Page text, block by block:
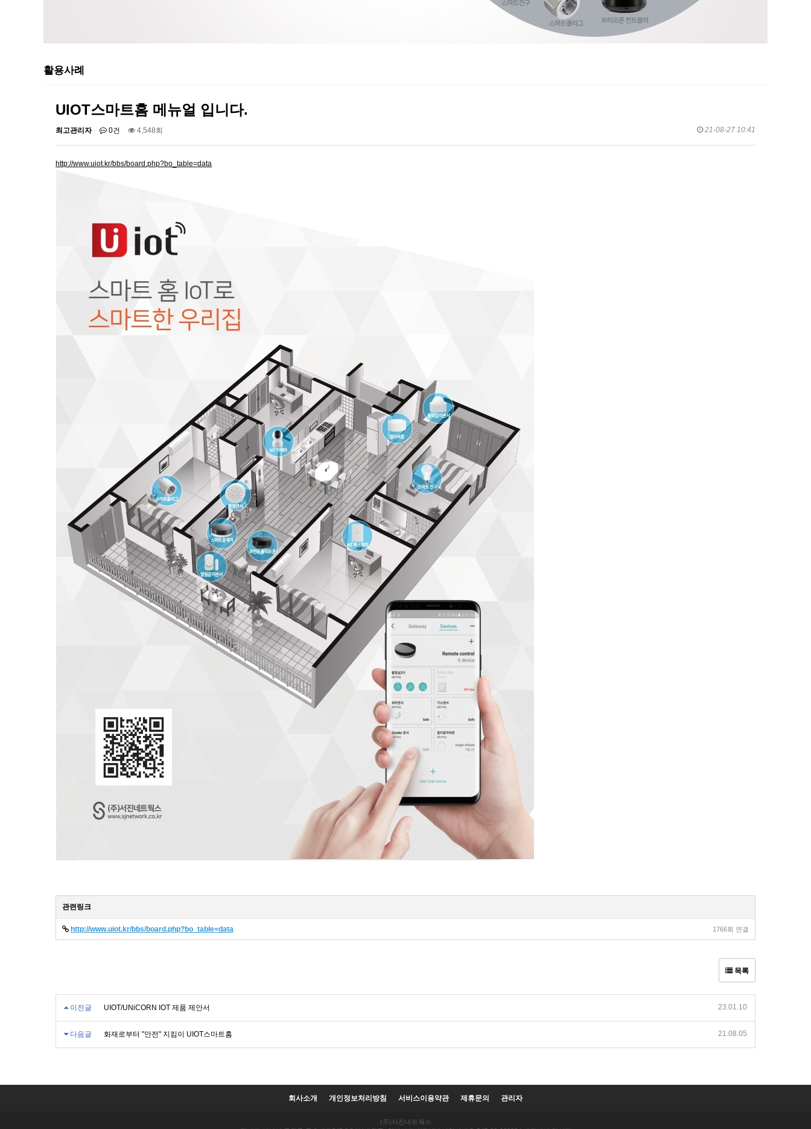
활용사례
UIOT스마트홈 메뉴얼 입니다.
최고관리자 0건 4,548회 21-08-27 10:41
http://www.uiot.kr/bbs/board.php?bo_table=data
관련링크
http://www.uiot.kr/bbs/board.php?bo_table=data 1766회 연결
목록
이전글 UIOT/UNiCORN IOT 제품 제안서 23.01.10
다음글 화재로부터 "안전" 지킴이 UIOT스마트홈 21.08.05
회사소개 개인정보처리방침 서비스이용약관 제휴문의 관리자
(주)서진네트웍스